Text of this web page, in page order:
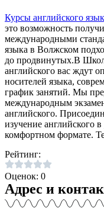
Курсы английского
это возможность
международными
языка в Волжском
до продвинутых.В
английского вас ждут
носителей языка,
график занятий. Мы
международным
английского.
изучение английского
комфортном формате.
Рейтинг:
Оценок: 0
Адрес и